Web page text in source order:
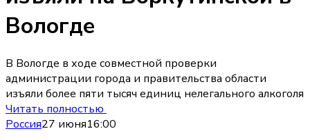
Вологде
В Вологде в ходе совместной проверки
администрации города и правительства области
изъяли более пяти тысяч единиц нелегального алкоголя
Читать полностью
Россия27 июня16:00